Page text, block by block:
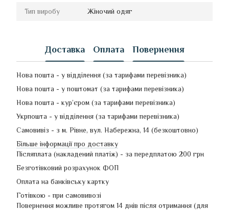
Тип виробу Жіночий одяг
Доставка Оплата Повернення
Нова пошта - у відділення (за тарифами перевізника)
Нова пошта - у поштомат (за тарифами перевізника)
Нова пошта - кур’єром (за тарифами перевізника)
Укрпошта - у відділення (за тарифами перевізника)
Самовивіз - з м. Рівне, вул. Набережна, 14 (безкоштовно)
Більше інформації про доставку
Післяплата (накладений платіж) - за передплатою 200 грн
Безготівковий розрахунок ФОП
Оплата на банківську картку
Готівкою - при самовивозі
Повернення можливе протягом 14 днів після отримання (для